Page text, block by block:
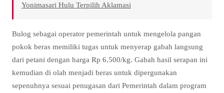
Yonimasari Hulu Terpilih Aklamasi
Bulog sebagai operator pemerintah untuk mengelola pangan
pokok beras memiliki tugas untuk menyerap gabah langsung
dari petani dengan harga Rp 6.500/kg. Gabah hasil serapan ini
kemudian di olah menjadi beras untuk dipergunakan
sepenuhnya sesuai penugasan dari Pemerintah dalam program